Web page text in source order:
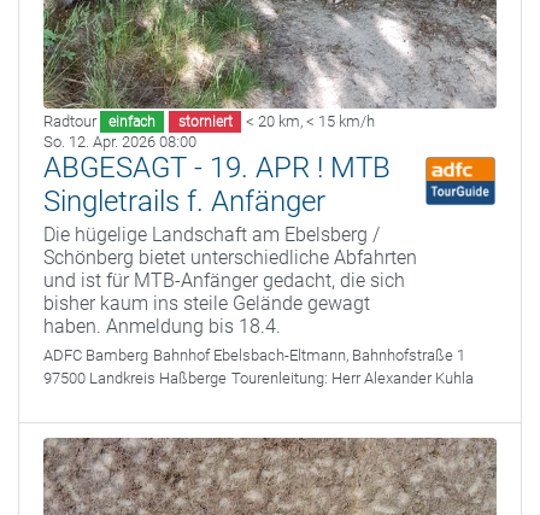
Radtour einfach storniert < 20 km, < 15 km/h
So. 12. Apr. 2026 08:00
ABGESAGT - 19. APR ! MTB
Singletrails f. Anfänger
Die hügelige Landschaft am Ebelsberg /
Schönberg bietet unterschiedliche Abfahrten
und ist für MTB-Anfänger gedacht, die sich
bisher kaum ins steile Gelände gewagt
haben. Anmeldung bis 18.4.
ADFC Bamberg Bahnhof Ebelsbach-Eltmann, Bahnhofstraße 1
97500 Landkreis Haßberge Tourenleitung: Herr Alexander Kuhla